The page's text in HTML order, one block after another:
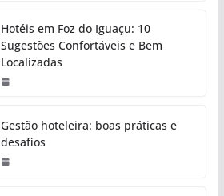
Hotéis em Foz do Iguaçu: 10
Sugestões Confortáveis e Bem
Localizadas
Gestão hoteleira: boas práticas e
desafios